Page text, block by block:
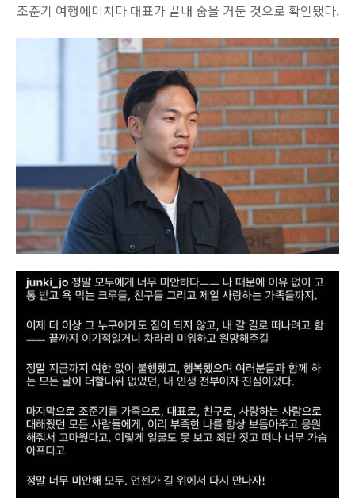
쿠지와 전용온실바베큐
조준기 여행에미치다 대표가 끝내 숨을 거둔 것으로 확인됐다.